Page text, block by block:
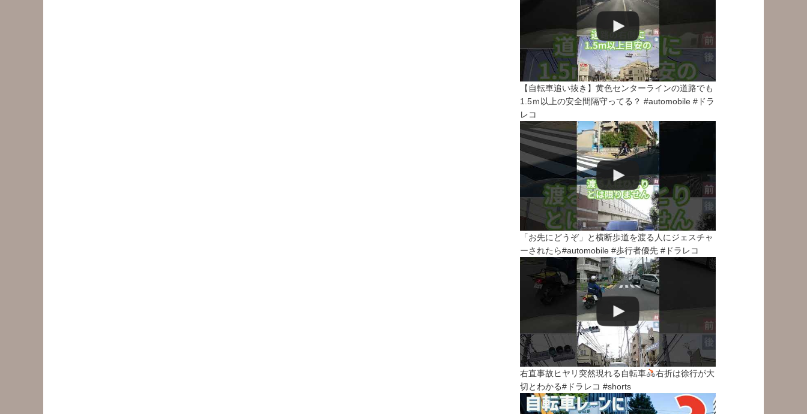
【自転車追い抜き】黄色センターラインの道路でも
1.5ｍ以上の安全間隔守ってる？ #automobile #ドラ
レコ
「お先にどうぞ」と横断歩道を渡る人にジェスチャ
ーされたら#automobile #歩行者優先 #ドラレコ
右直事故ヒヤリ突然現れる自転車
右折は徐行が大
切とわかる#ドラレコ #shorts